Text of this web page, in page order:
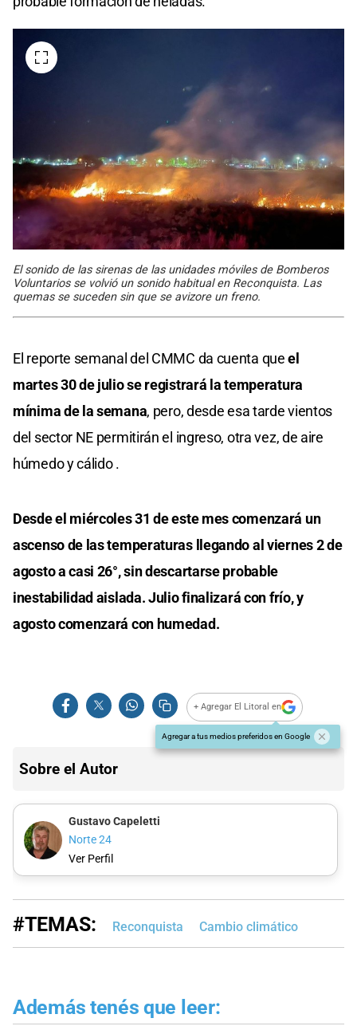
El sonido de las sirenas de las unidades móviles de Bomberos
Voluntarios se volvió un sonido habitual en Reconquista. Las
quemas se suceden sin que se avizore un freno.
El reporte semanal del CMMC da cuenta queel
martes 30 de julio se registrará la temperatura
mínima de la semana, pero, desde esa tarde vientos
del sector NE permitirán el ingreso, otra vez, de aire
húmedo y cálido .
Desde el miércoles 31 de este mes comenzará un
ascenso de las temperaturas llegando al viernes 2 de
agosto a casi 26°, sin descartarse probable
inestabilidad aislada. Julio finalizará con frío, y
agosto comenzará con humedad.
+ Agregar El Litoral en
Agregar a tus medios preferidos en Google
Sobre el Autor
Gustavo Capeletti
Norte 24
Ver Perfil
#TEMAS: Reconquista Cambio climático
Además tenés que leer: